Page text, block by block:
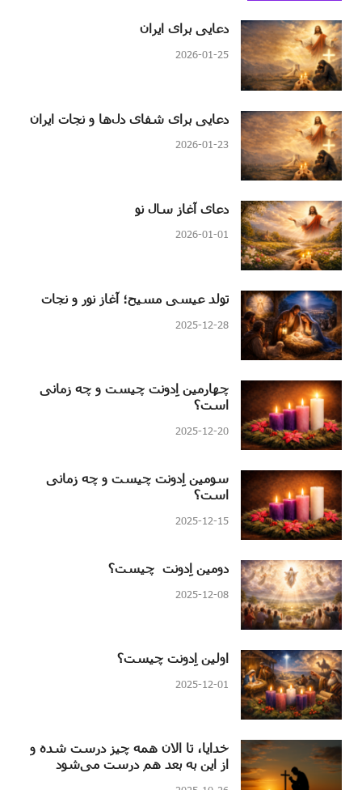
دعایی برای ایران
2026-01-25
دعایی برای شفای دل‌ها و نجات ایران
2026-01-23
دعای آغاز سال نو
2026-01-01
تولد عیسی مسیح؛ آغاز نور و نجات
2025-12-28
چهارمین اِدونت چیست و چه زمانی
است؟
2025-12-20
سومین اِدونت چیست و چه زمانی
است؟
2025-12-15
دومین اِدونت چیست؟
2025-12-08
اولین اِدونت چیست؟
2025-12-01
خدایا، تا الان همه چیز درست شده و
از این به بعد هم درست می‌شود